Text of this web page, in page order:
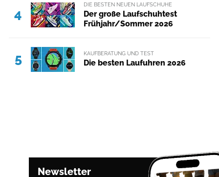
4
DIE BESTEN NEUEN LAUFSCHUHE
Der große Laufschuhtest
Frühjahr/Sommer 2026
5 KAUFBERATUNG UND TEST
Die besten Laufuhren 2026
Newsletter